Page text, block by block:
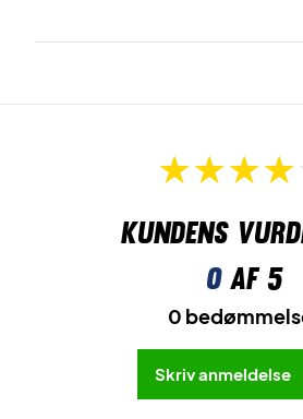
Kundens
0af 5
0
Skriv anmeldelse